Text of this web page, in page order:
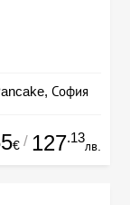
София
€ / 127.13
лв.